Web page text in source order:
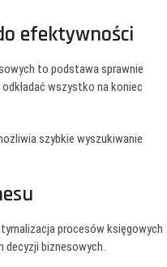
efektywności
to podstawa sprawnie
wszystko na koniec
szybkie wyszukiwanie
procesów księgowych
decyzji biznesowych.